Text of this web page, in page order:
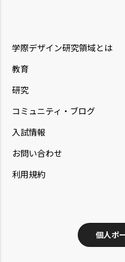
学際デザイン研究領域とは
教育
研究
コミュニティ・ブログ
入試情報
お問い合わせ
利用規約
個人ポ